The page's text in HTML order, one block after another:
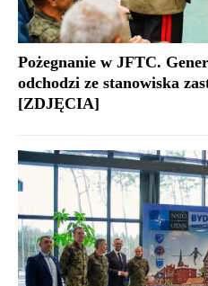
Pożegnanie w JFTC.
odchodzi ze stanowiska
[ZDJĘCIA]